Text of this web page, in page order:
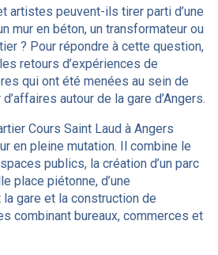
artistes peuvent-ils tirer parti d’une
mur en béton, un transformateur ou
? Pour répondre à cette question,
retours d’expériences de
qui ont été menées au sein de
autour de la gare d’Angers.
Cours Saint Laud à Angers
en pleine mutation. Il combine le
publics, la création d’un parc
place piétonne, d’une
gare et la construction de
combinant bureaux, commerces et